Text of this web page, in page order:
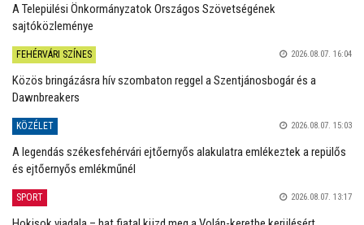
A Települési Önkormányzatok Országos Szövetségének
sajtóközleménye
FEHÉRVÁRI SZÍNES 2026.08.07. 16:04
Közös bringázásra hív szombaton reggel a Szentjánosbogár és a
Dawnbreakers
KÖZÉLET 2026.08.07. 15:03
A legendás székesfehérvári ejtőernyős alakulatra emlékeztek a repülős
és ejtőernyős emlékműnél
SPORT 2026.08.07. 13:17